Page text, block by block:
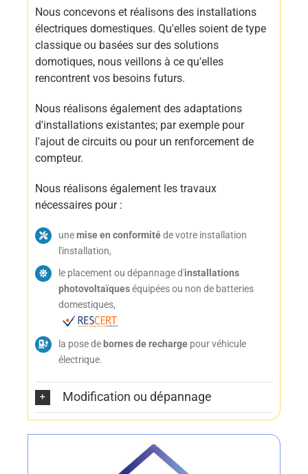
Nous concevons et réalisons des installations
électriques domestiques. Qu'elles soient de type
classique ou basées sur des solutions
domotiques, nous veillons à ce qu'elles
rencontrent vos besoins futurs.
Nous réalisons également des adaptations
d'installations existantes; par exemple pour
l'ajout de circuits ou pour un renforcement de
compteur.
Nous réalisons également les travaux
nécessaires pour :
unemise en conformitéde votre installation
l'installation,
le placement ou dépannage d'installations
photovoltaïqueséquipées ou non de batteries
domestiques,
la pose de bornes de rechargepour véhicule
électrique.
Modification ou dépannage